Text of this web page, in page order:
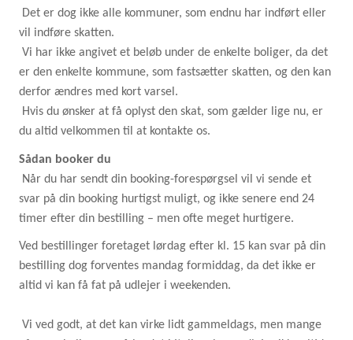
Det er dog ikke alle kommuner, som endnu har indført eller
vil indføre skatten.
Vi har ikke angivet et beløb under de enkelte boliger, da det
er den enkelte kommune, som fastsætter skatten, og den kan
derfor ændres med kort varsel.
Hvis du ønsker at få oplyst den skat, som gælder lige nu, er
du altid velkommen til at kontakte os.
Sådan booker du
Når du har sendt din booking-forespørgsel vil vi sende et
svar på din booking hurtigst muligt, og ikke senere end 24
timer efter din bestilling – men ofte meget hurtigere.
Ved bestillinger foretaget lørdag efter kl. 15 kan svar på din
bestilling dog forventes mandag formiddag, da det ikke er
altid vi kan få fat på udlejer i weekenden.
Vi ved godt, at det kan virke lidt gammeldags, men mange